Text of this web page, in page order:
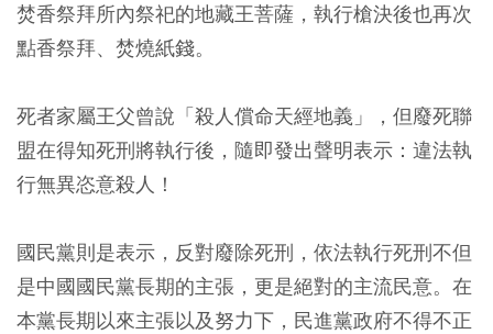
焚香祭拜所內祭祀的地藏王菩薩，執行槍決後也再次
點香祭拜、焚燒紙錢。
死者家屬王父曾說「殺人償命天經地義」，但廢死聯
盟在得知死刑將執行後，隨即發出聲明表示：違法執
行無異恣意殺人！
國民黨則是表示，反對廢除死刑，依法執行死刑不但
是中國國民黨長期的主張，更是絕對的主流民意。在
本黨長期以來主張以及努力下，民進黨政府不得不正